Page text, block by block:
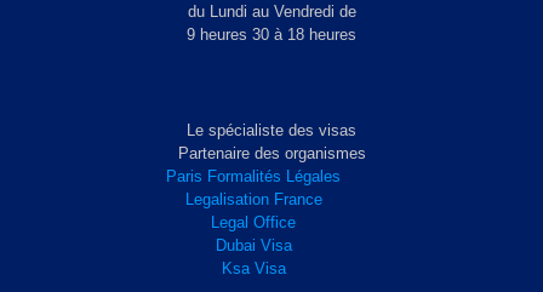
du Lundi au Vendredi de
9 heures 30 à 18 heures
Le spécialiste des visas
Partenaire des organismes
Paris Formalités Légales
Legalisation France
Legal Office
Dubai Visa
Ksa Visa